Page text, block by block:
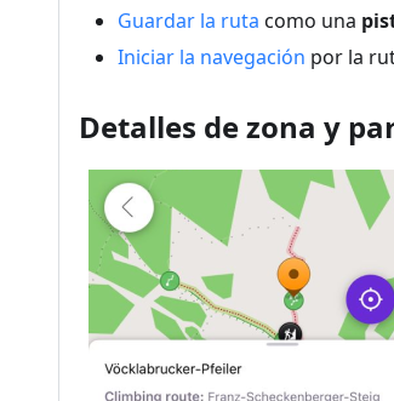
Guardar la ruta como una
Iniciar la navegación por la
Detalles de zona y